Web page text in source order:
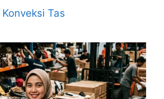
Konveksi Tas